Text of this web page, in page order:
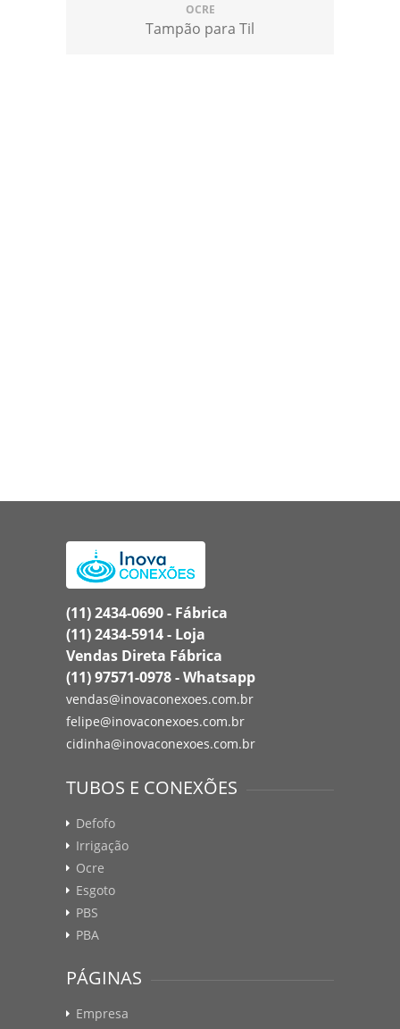
OCRE
Tampão para Til
(11) 2434-0690 - Fábrica
(11) 2434-5914 - Loja
Vendas Direta Fábrica
(11) 97571-0978 - Whatsapp
vendas@inovaconexoes.com.br
felipe@inovaconexoes.com.br
cidinha@inovaconexoes.com.br
TUBOS E CONEXÕES
Defofo
Irrigação
Ocre
Esgoto
PBS
PBA
PÁGINAS
Empresa